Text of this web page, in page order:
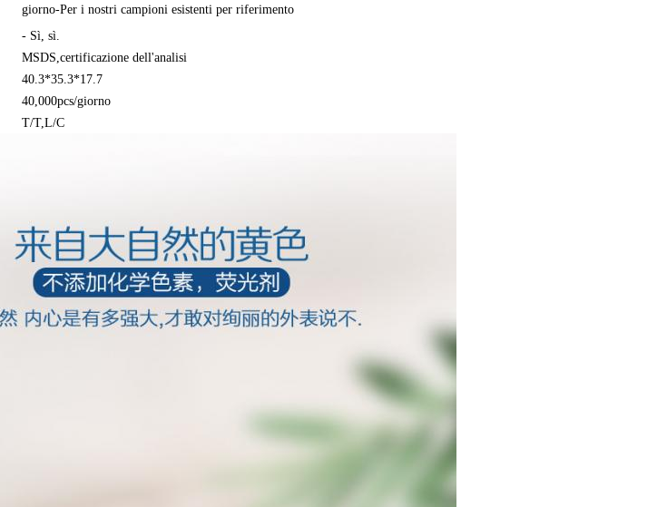
giorno-Per i nostri campioni esistenti per riferimento
- Sì, sì.
MSDS,certificazione dell'analisi
40.3*35.3*17.7
40,000pcs/giorno
T/T,L/C